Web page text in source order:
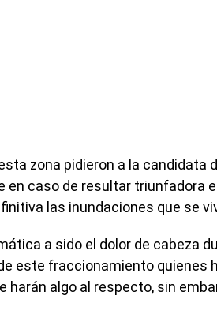
zona pidieron a la candidata
en caso de resultar triunfadora
las inundaciones que se
a sido el dolor de cabeza
este fraccionamiento quienes
harán algo al respecto, sin